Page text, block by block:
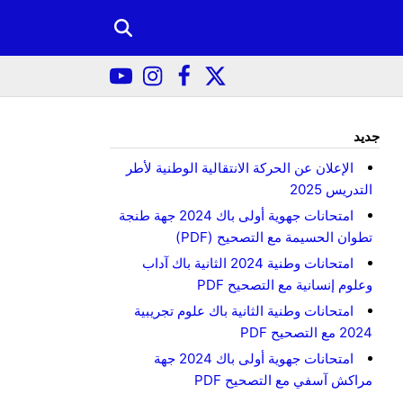
جديد
الإعلان عن الحركة الانتقالية الوطنية لأطر
التدريس 2025
امتحانات جهوية أولى باك 2024 جهة طنجة
تطوان الحسيمة مع التصحيح (PDF)
امتحانات وطنية 2024 الثانية باك آداب
وعلوم إنسانية مع التصحيح PDF
امتحانات وطنية الثانية باك علوم تجريبية
2024 مع التصحيح PDF
امتحانات جهوية أولى باك 2024 جهة
مراكش آسفي مع التصحيح PDF